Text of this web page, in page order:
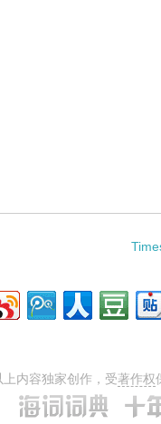
library science的相关资
上内容独家创作，受著作权